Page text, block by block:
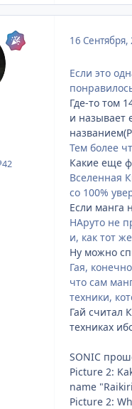
42
Репутация
16 Сентября,
Если это
Где-то том
и называет
Тем более
Какие еще
Вселенная
со 100%
Если манга
НАруто не
и, как тот
Ну можно
Гая,
что сам
техники,
Гай считал
техниках
SONIC
Picture 2:
name
Picture 2: